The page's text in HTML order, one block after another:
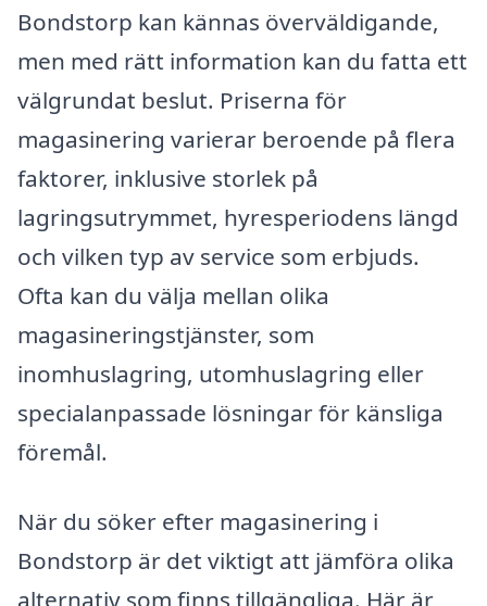
Bondstorp kan kännas överväldigande,
men med rätt information kan du fatta ett
välgrundat beslut. Priserna för
magasinering varierar beroende på flera
faktorer, inklusive storlek på
lagringsutrymmet, hyresperiodens längd
och vilken typ av service som erbjuds.
Ofta kan du välja mellan olika
magasineringstjänster, som
inomhuslagring, utomhuslagring eller
specialanpassade lösningar för känsliga
föremål.
När du söker efter magasinering i
Bondstorp är det viktigt att jämföra olika
alternativ som finns tillgängliga. Här är